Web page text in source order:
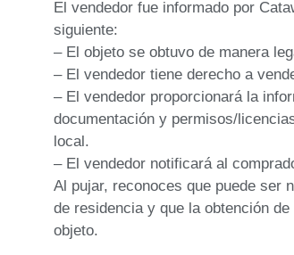
El vendedor fue informado por
siguiente:
– El objeto se obtuvo de manera
– El vendedor tiene derecho a
– El vendedor proporcionará la
documentación y permisos/
local.
– El vendedor notificará al
Al pujar, reconoces que puede ser
de residencia y que la obtención
objeto.